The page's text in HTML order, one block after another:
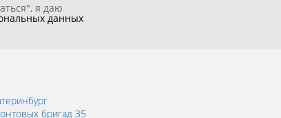
я даю
данных
бригад 35